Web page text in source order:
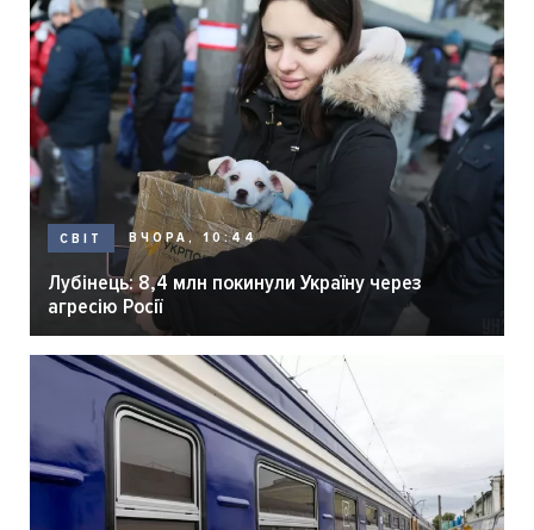
СВІТ ВЧОРА, 10:44
Лубінець: 8,4 млн покинули Україну через
агресію Росії